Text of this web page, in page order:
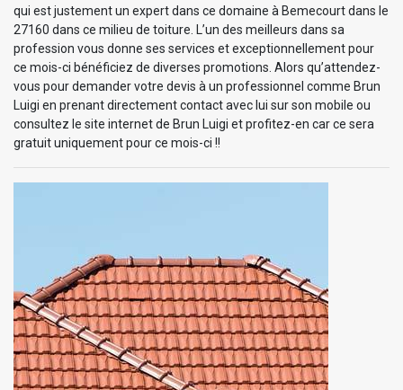
qui est justement un expert dans ce domaine à Bemecourt dans le
27160 dans ce milieu de toiture. L’un des meilleurs dans sa
profession vous donne ses services et exceptionnellement pour
ce mois-ci bénéficiez de diverses promotions. Alors qu’attendez-
vous pour demander votre devis à un professionnel comme Brun
Luigi en prenant directement contact avec lui sur son mobile ou
consultez le site internet de Brun Luigi et profitez-en car ce sera
gratuit uniquement pour ce mois-ci !!